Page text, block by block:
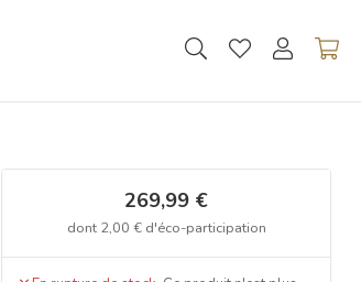
269,99 €
dont 2,00 €d'éco-participation